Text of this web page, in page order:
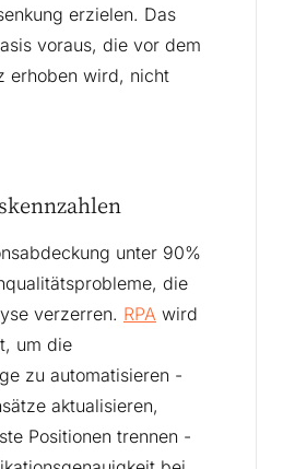
erzielen. Das
voraus, die vor dem
erhoben wird, nicht
unter 90%
die
verzerren. RPA wird
um die
zu automatisieren -
aktualisieren,
Positionen trennen -